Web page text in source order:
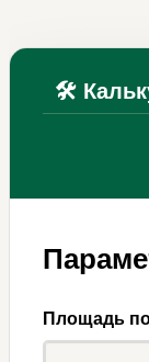
🛠
Площадь